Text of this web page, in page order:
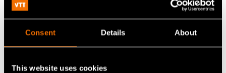
Consent Details About
This website uses cookies
Uutiset, Lehdistötiedote
VTT selvitti: Suomen
huoltovarmuustoimijoilla olisi jo kiire siirtyä